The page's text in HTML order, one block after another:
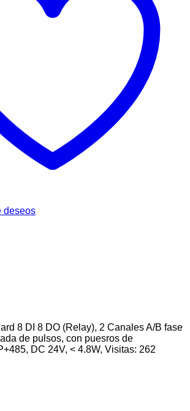
deseos
8 DI 8 DO (Relay), 2 Canales A/B fase
de pulsos, con puesros de
DC 24V, < 4.8W, Visitas: 262